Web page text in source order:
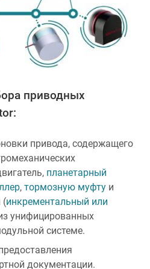
приводных
привода, содержащего
планетарный
, тормозную муфту и
(инкрементальный или
унифицированных
системе.
документации.